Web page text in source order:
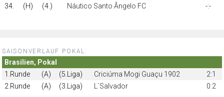
34.
(H) (4.) Náutico Santo Ângelo FC -:-
SAISONVERLAUF POKAL:
Brasilien, Pokal
1.Runde
(A) (5.Liga) Criciúma Mogi Guaçu 1902
2:1
2.Runde
(A) (3.Liga) L`Salvador 0:2